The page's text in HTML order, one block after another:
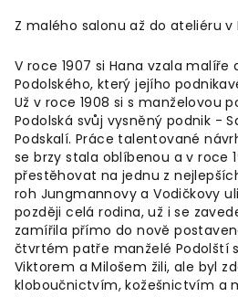
Z malého salonu až do ateliéru v
V roce 1907 si Hana vzala
Podolského, který jejího
Už v roce 1908 si s manželovou
Podolská svůj vysněný podnik -
Podskalí. Práce talentované
se brzy stala oblíbenou a v roce
přestěhovat na jednu z
roh Jungmannovy a Vodičkovy
později celá rodina, už i se
zamířila přímo do nově
čtvrtém patře manželé Podolští
Viktorem a Milošem žili, ale byl
kloboučnictvím, kožešnictvím a